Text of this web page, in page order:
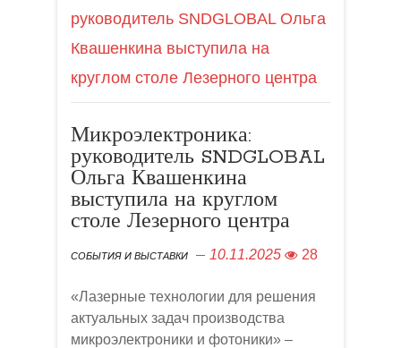
руководитель SNDGLOBAL Ольга
Квашенкина выступила на
круглом столе Лезерного центра
Микроэлектроника:
руководитель SNDGLOBAL
Ольга Квашенкина
выступила на круглом
столе Лезерного центра
СОБЫТИЯ И ВЫСТАВКИ 10.11.2025 28
«Лазерные технологии для решения
актуальных задач производства
микроэлектроники и фотоники» –